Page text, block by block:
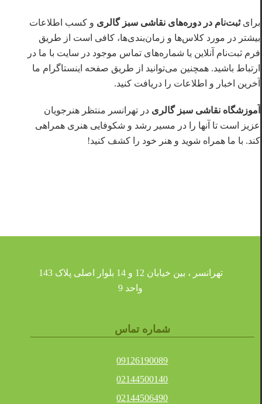
برایثبت‌نام در دوره‌های نقاشی سبز گالری و کسب اطلاعات
بیشتر در مورد کلاس‌ها و زمان‌بندی‌ها، کافی است از طریق
فرم ثبت‌نام آنلاین یا شماره‌های تماس موجود در سایت با ما در
ارتباط باشید. همچنین می‌توانید از طریق صفحه اینستاگرام ما
آخرین اخبار و اطلاعات را دریافت کنید.
آموزشگاه نقاشی سبز گالری در تهرانسر منتظر هنرجویان
عزیز است تا آنها را در مسیر رشد و شکوفایی هنری همراهی
کند. با ما همراه شوید و هنر خود را کشف کنید!
تهرانسر ، بین خیابان 12 و 14 بلوار اصلی پلاک 143
واحد 9
شماره تماس
09126190089
02144500140
02144506490